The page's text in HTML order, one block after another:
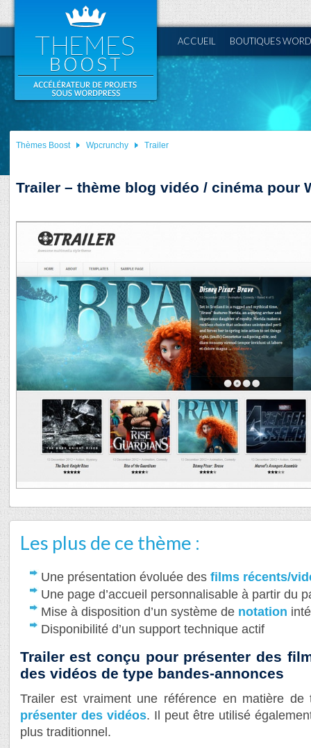
ACCUEIL BOUTIQUES
Thèmes Boost Wpcrunchy Trailer
Trailer – thème blog vidéo / cinéma pour
Les plus de ce thème :
Une présentation évoluée des films récents/
Une page d’accueil personnalisable à partir du
Mise à disposition d’un système de notation
Disponibilité d’un support technique actif
Trailer est conçu pour présenter des
des vidéos de type bandes-annonces
Trailer est vraiment une référence en matière de
présenter des vidéos. Il peut être utilisé
plus traditionnel.